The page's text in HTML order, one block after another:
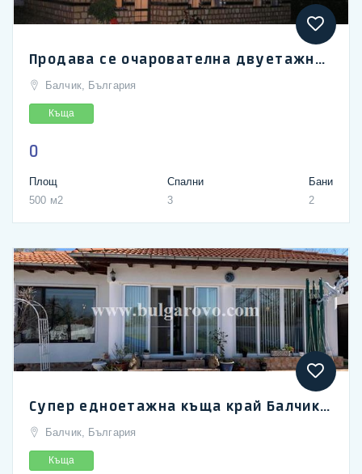
Продава се очарователна двуетажна къща с басейн в с. Гурково, на 9 км от Балчик
Балчик, България
Къща
0
Площ
500 м2
Спални
3
Бани
2
Супер едноетажна къща край Балчик в село Соколово
Балчик, България
Къща